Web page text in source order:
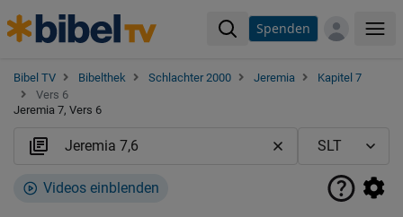
Spenden
Bibel TV Bibelthek Schlachter 2000 Jeremia
Kapitel 7
Vers 6
Jeremia 7, Vers 6
Videos einblenden